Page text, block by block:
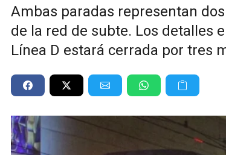
Ambas paradas representan
de la red de subte. Los detalles
Línea D estará cerrada por tres